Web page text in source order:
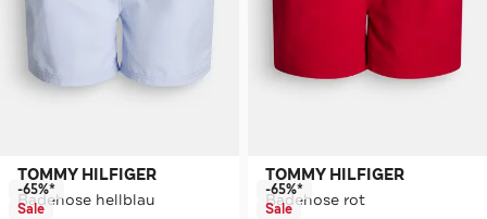
TOMMY HILFIGER
Badehose hellblau
-65%*
Sale
TOMMY HILFIGER
Badehose rot
-65%*
Sale